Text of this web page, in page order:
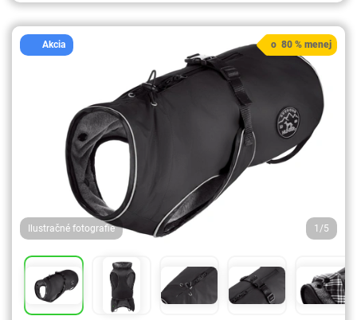
Akcia
Ilustračné fotografie 1/5
o 80 % menej